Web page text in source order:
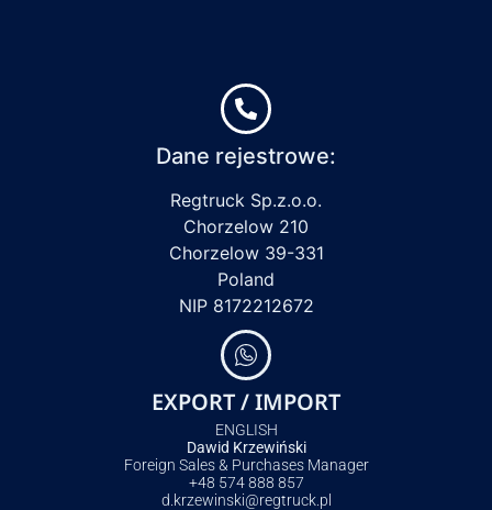
Dane rejestrowe:
Regtruck Sp.z.o.o.
Chorzelow 210
Chorzelow 39-331
Poland
NIP 8172212672
EXPORT / IMPORT
ENGLISH
Dawid Krzewiński
Foreign Sales & Purchases Manager
+48 574 888 857
d.krzewinski@regtruck.pl